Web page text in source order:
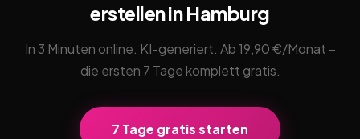
erstellen in Hamburg
In 3 Minuten online. KI-generiert. Ab 19,90 €/Monat –
die ersten 7 Tage komplett gratis.
7 Tage gratis starten